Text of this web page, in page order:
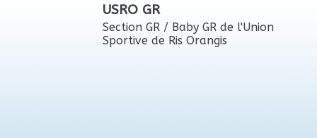
USRO GR
Section GR / Baby GR de l'Union
Sportive de Ris Orangis